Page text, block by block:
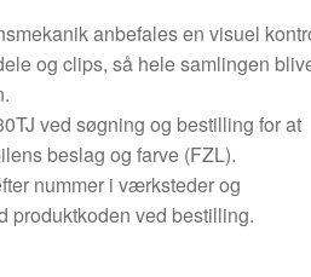
anbefales en visuel
og clips, så hele samlingen
ved søgning og bestilling for at
beslag og farve (FZL).
nummer i værksteder og
produktkoden ved bestilling.